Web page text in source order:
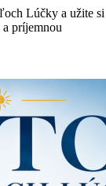
Lúčky a užite si
príjemnou